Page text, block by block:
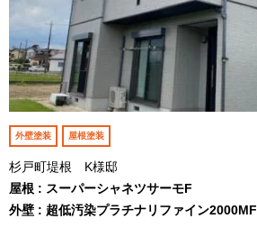
外壁塗装 屋根塗装
杉戸町堤根 K様邸
屋根 : スーパーシャネツサーモF
外壁 : 超低汚染プラチナリファイン2000MF